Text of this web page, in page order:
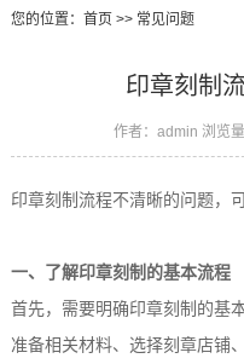
您的位置： 首页 >> 常见问题
印章刻制
作者：admin 浏览
印章刻制流程不清晰的问题，
一、了解印章刻制的基本流程
首先，需要明确印章刻制的基
准备相关材料、选择刻章店铺